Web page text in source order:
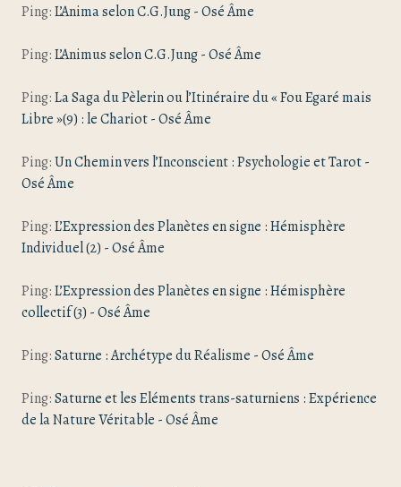
Ping:L’Anima selon C.G.Jung - Osé Âme
Ping:L’Animus selon C.G.Jung - Osé Âme
Ping:La Saga du Pèlerin ou l’Itinéraire du « Fou Egaré mais
Libre »(9) : le Chariot - Osé Âme
Ping:Un Chemin vers l’Inconscient : Psychologie et Tarot -
Osé Âme
Ping:L’Expression des Planètes en signe : Hémisphère
Individuel (2) - Osé Âme
Ping:L’Expression des Planètes en signe : Hémisphère
collectif (3) - Osé Âme
Ping:Saturne : Archétype du Réalisme - Osé Âme
Ping:Saturne et les Eléments trans-saturniens : Expérience
de la Nature Véritable - Osé Âme